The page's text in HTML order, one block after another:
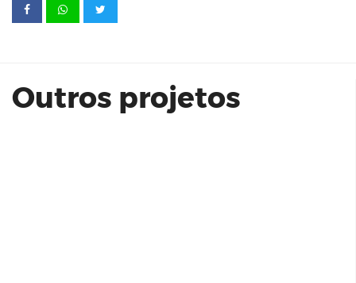
Outros projetos
Unidade modelo Open 26m² - HIS